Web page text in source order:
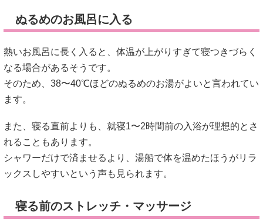
また、寝る直前よりも、就寝1〜2時間前の入浴が理想的とさ
れることもあります。
シャワーだけで済ませるより、湯船で体を温めたほうがリラ
ックスしやすいという声も見られます。
寝る前のストレッチ・マッサージ
「足がパンパンで熱い…」そんな日は、軽いストレッチが役
立つこともあるようです。
とくに、ふくらはぎをゆっくり伸ばすと血流が促されやすい
と言われています。
マッサージも強く押しすぎる必要はなく、やさしくほぐす程
度で十分とされています。